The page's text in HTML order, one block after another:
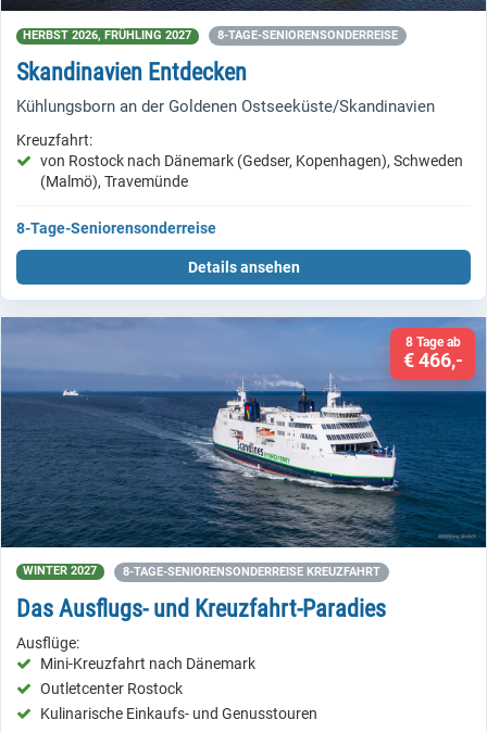
HERBST 2026, FRÜHLING 2027 8-TAGE-SENIORENSONDERREISE
Skandinavien Entdecken
Kühlungsborn an der Goldenen Ostseeküste/Skandinavien
Kreuzfahrt:
von Rostock nach Dänemark (Gedser, Kopenhagen), Schweden
(Malmö), Travemünde
8-Tage-Seniorensonderreise
Details ansehen
8 Tage ab
€ 466,-
WINTER 2027 8-TAGE-SENIORENSONDERREISE KREUZFAHRT
Das Ausflugs- und Kreuzfahrt-Paradies
Ausflüge:
Mini-Kreuzfahrt nach Dänemark
Outletcenter Rostock
Kulinarische Einkaufs- und Genusstouren